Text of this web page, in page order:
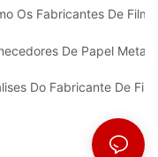
Dorsal Das
Os Fabricantes De
Dos Principais
De Papel
De Filme BOPP É
Do Fabricante De